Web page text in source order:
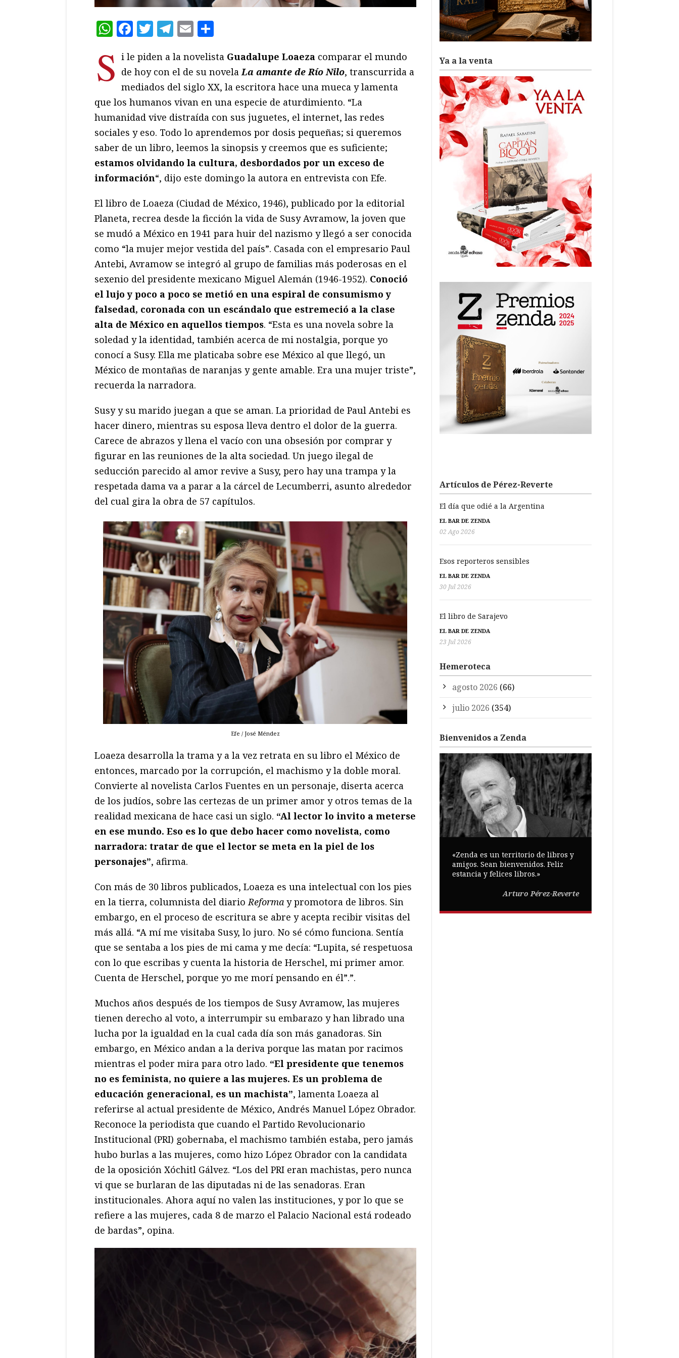
WhatsApp
Facebook
Twitter
Telegram
Email
S i le piden a la novelista Guadalupe Loaeza comparar el mundo
de hoy con el de su novela La amante de Río Nilo, transcurrida a
mediados del siglo XX, la escritora hace una mueca y lamenta
que los humanos vivan en una especie de aturdimiento. “La
humanidad vive distraída con sus juguetes, el internet, las redes
sociales y eso. Todo lo aprendemos por dosis pequeñas; si queremos
saber de un libro, leemos la sinopsis y creemos que es suficiente;
estamos olvidando la cultura, desbordados por un exceso de
información“, dijo este domingo la autora en entrevista con Efe.
El libro de Loaeza (Ciudad de México, 1946), publicado por la editorial
Planeta, recrea desde la ficción la vida de Susy Avramow, la joven que
se mudó a México en 1941 para huir del nazismo y llegó a ser conocida
como “la mujer mejor vestida del país”. Casada con el empresario Paul
Antebi, Avramow se integró al grupo de familias más poderosas en el
sexenio del presidente mexicano Miguel Alemán (1946-1952). Conoció
el lujo y poco a poco se metió en una espiral de consumismo y
falsedad, coronada con un escándalo que estremeció a la clase
alta de México en aquellos tiempos. “Esta es una novela sobre la
soledad y la identidad, también acerca de mi nostalgia, porque yo
conocí a Susy. Ella me platicaba sobre ese México al que llegó, un
México de montañas de naranjas y gente amable. Era una mujer triste”,
recuerda la narradora.
Susy y su marido juegan a que se aman. La prioridad de Paul Antebi es
hacer dinero, mientras su esposa lleva dentro el dolor de la guerra.
Carece de abrazos y llena el vacío con una obsesión por comprar y
figurar en las reuniones de la alta sociedad. Un juego ilegal de
seducción parecido al amor revive a Susy, pero hay una trampa y la
respetada dama va a parar a la cárcel de Lecumberri, asunto alrededor
del cual gira la obra de 57 capítulos.
Efe / José Méndez
Loaeza desarrolla la trama y a la vez retrata en su libro el México de
entonces, marcado por la corrupción, el machismo y la doble moral.
Convierte al novelista Carlos Fuentes en un personaje, diserta acerca
de los judíos, sobre las certezas de un primer amor y otros temas de la
realidad mexicana de hace casi un siglo. “Al lector lo invito a meterse
en ese mundo. Eso es lo que debo hacer como novelista, como
narradora: tratar de que el lector se meta en la piel de los
personajes”, afirma.
Con más de 30 libros publicados, Loaeza es una intelectual con los pies
en la tierra, columnista del diarioReforma y promotora de libros. Sin
embargo, en el proceso de escritura se abre y acepta recibir visitas del
más allá. “A mí me visitaba Susy, lo juro. No sé cómo funciona. Sentía
que se sentaba a los pies de mi cama y me decía: “Lupita, sé respetuosa
con lo que escribas y cuenta la historia de Herschel, mi primer amor.
Cuenta de Herschel, porque yo me morí pensando en él”.”.
Muchos años después de los tiempos de Susy Avramow, las mujeres
tienen derecho al voto, a interrumpir su embarazo y han librado una
lucha por la igualdad en la cual cada día son más ganadoras. Sin
embargo, en México andan a la deriva porque las matan por racimos
mientras el poder mira para otro lado. “El presidente que tenemos
no es feminista, no quiere a las mujeres. Es un problema de
educación generacional, es un machista”, lamenta Loaeza al
referirse al actual presidente de México, Andrés Manuel López Obrador.
Reconoce la periodista que cuando el Partido Revolucionario
Institucional (PRI) gobernaba, el machismo también estaba, pero jamás
hubo burlas a las mujeres, como hizo López Obrador con la candidata
de la oposición Xóchitl Gálvez. “Los del PRI eran machistas, pero nunca
vi que se burlaran de las diputadas ni de las senadoras. Eran
institucionales. Ahora aquí no valen las instituciones, y por lo que se
refiere a las mujeres, cada 8 de marzo el Palacio Nacional está rodeado
de bardas”, opina.
Ya a la venta
Artículos de Pérez-Reverte
El día que odié a la Argentina
EL BAR DE ZENDA
02 Ago 2026
Esos reporteros sensibles
EL BAR DE ZENDA
30 Jul 2026
El libro de Sarajevo
EL BAR DE ZENDA
23 Jul 2026
Hemeroteca
agosto 2026 (66)
julio 2026 (354)
Bienvenidos a Zenda
«Zenda es un territorio de libros y
amigos. Sean bienvenidos. Feliz
estancia y felices libros.»
Arturo Pérez-Reverte